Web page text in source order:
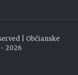
| Občianske
2026